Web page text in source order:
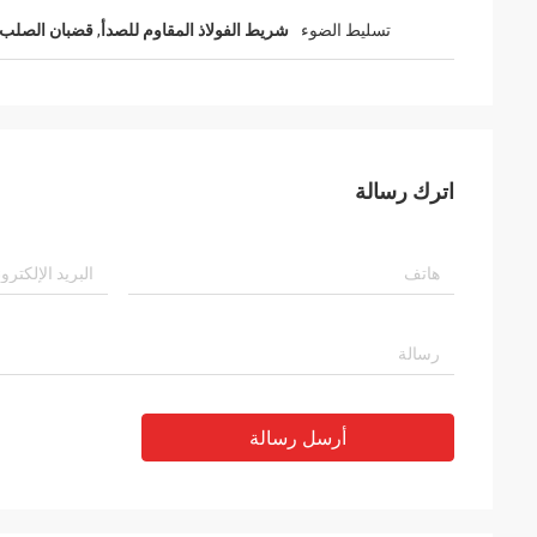
تسليط الضوء شريط الفولاذ المقاوم للصدأ ,قضبان
اترك رسالة
أرسل رسالة